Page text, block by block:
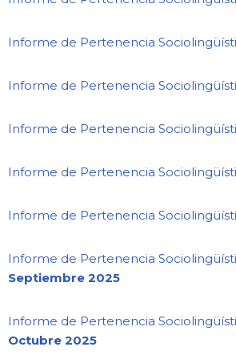
Informe de Pertenencia
Informe de Pertenencia
Informe de Pertenencia
Informe de Pertenencia
Informe de Pertenencia
Informe de Pertenencia
Septiembre 2025
Informe de Pertenencia
Octubre 2025